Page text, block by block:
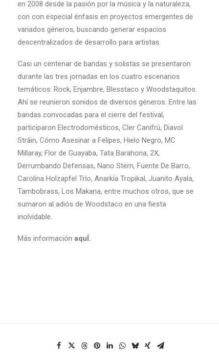
en 2008 desde la pasión por la música y la naturaleza,
con con especial énfasis en proyectos emergentes de
variados géneros, buscando generar espacios
descentralizados de desarrollo para artistas.
Casi un centenar de bandas y solistas se presentaron
durante las tres jornadas en los cuatro escenarios
temáticos: Rock, Enjambre, Blesstaco y Woodstaquitos.
Ahí se reunieron sonidos de diversos géneros. Entre las
bandas convocadas para el cierre del festival,
participaron Electrodomésticos, Cler Canifrú, Diavol
Strâin, Cómo Asesinar a Felipes, Hielo Negro, MC
Millaray, Flor de Guayaba, Tata Barahona, 2X,
Derrumbando Defensas, Nano Stern, Fuente De Barro,
Carolina Holzapfel Trío, Anarkía Tropikal, Juanito Ayala,
Tambobrass, Los Makana, entre muchos otros, que se
sumaron al adiós de Woodstaco en una fiesta
inolvidable.
Más información aquÍ.